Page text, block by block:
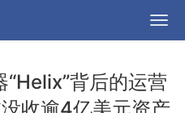
背后的运营